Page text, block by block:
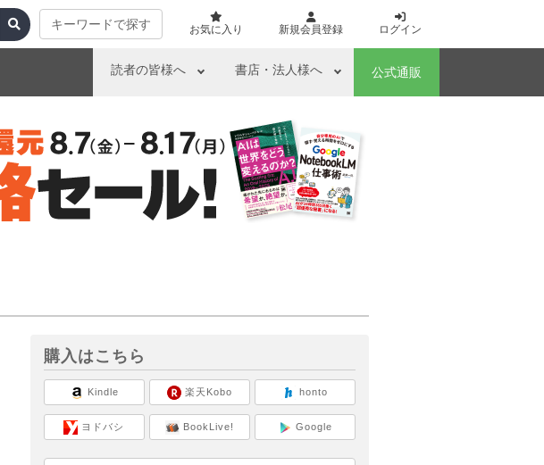
キーワードで探す お気に入り 新規会員登録 ログイン
読者の皆様へ 書店・法人様へ 公式通販
購入はこちら
Kindle
ヨドバシ
楽天Kobo
BookLive!
honto
Google